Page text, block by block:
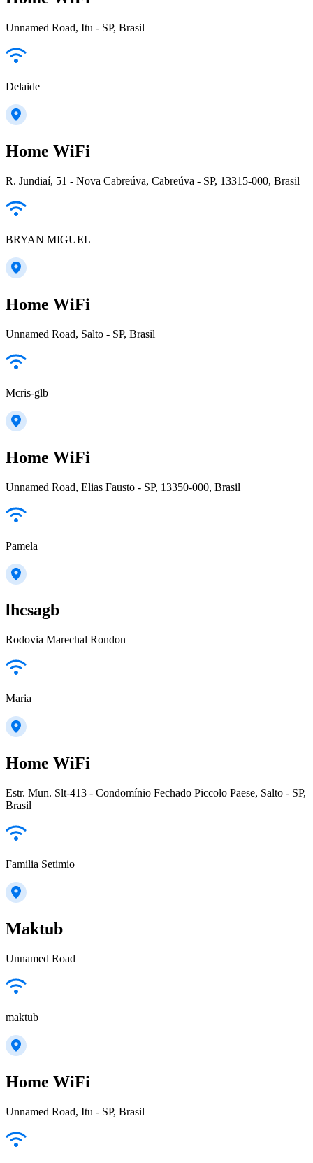
Unnamed Road, Itu - SP, Brasil
Delaide
Home WiFi
R. Jundiaí, 51 - Nova Cabreúva, Cabreúva - SP, 13315-000, Brasil
BRYAN MIGUEL
Home WiFi
Unnamed Road, Salto - SP, Brasil
Mcris-glb
Home WiFi
Unnamed Road, Elias Fausto - SP, 13350-000, Brasil
Pamela
lhcsagb
Rodovia Marechal Rondon
Maria
Home WiFi
Estr. Mun. Slt-413 - Condomínio Fechado Piccolo Paese, Salto - SP,
Brasil
Familia Setimio
Maktub
Unnamed Road
maktub
Home WiFi
Unnamed Road, Itu - SP, Brasil